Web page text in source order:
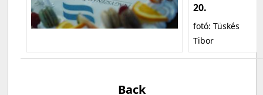
20.
fotó: Tüskés
Tibor
Back